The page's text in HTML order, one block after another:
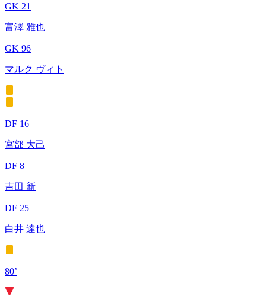
GK 21
富澤 雅也
GK 96
マルク ヴィト
DF 16
宮部 大己
DF 8
吉田 新
DF 25
白井 達也
80’